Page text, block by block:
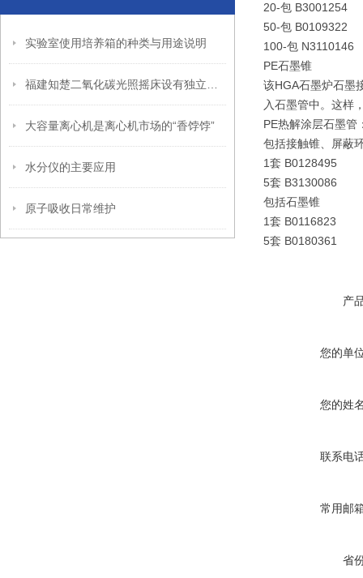
实验室使用培养箱的种类与用途说明
大容量离心机是离心机市场的“香饽饽”
水分仪的主要应用
原子吸收日常维护
20-包 B3001254
50-包 B0109322
100-包 N3110146
PE石墨锥
该HGA石墨炉石墨
入石墨管中。这样
PE热解涂层石墨管
包括接触锥、屏蔽
1套 B0128495
5套 B3130086
包括石墨锥
1套 B0116823
5套 B0180361
产
您的单
您的姓
联系电
常用邮
省